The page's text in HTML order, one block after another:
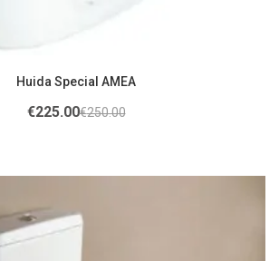
Huida Special ΑΜΕΑ
€250.00
€225.00